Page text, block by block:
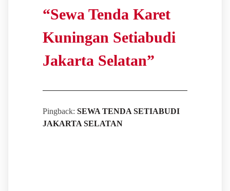
“Sewa Tenda Karet
Kuningan Setiabudi
Jakarta Selatan”
Pingback: SEWA TENDA SETIABUDI
JAKARTA SELATAN